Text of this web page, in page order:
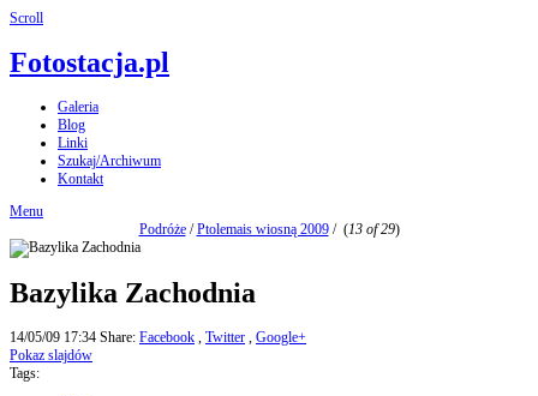
Scroll
Fotostacja.pl
Galeria
Blog
Linki
Szukaj/Archiwum
Kontakt
Menu
Podróże/Ptolemais wiosną 2009/ (13 of 29)
Bazylika Zachodnia
14/05/09 17:34 Share: Facebook , Twitter , Google+
Pokaz slajdów
Tags: